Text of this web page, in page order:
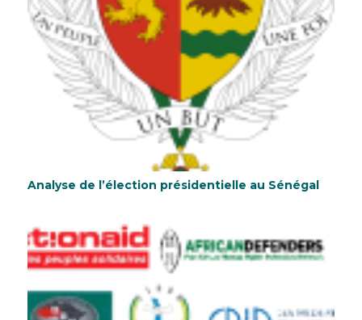
Analyse de l’élection présidentielle au Sénégal